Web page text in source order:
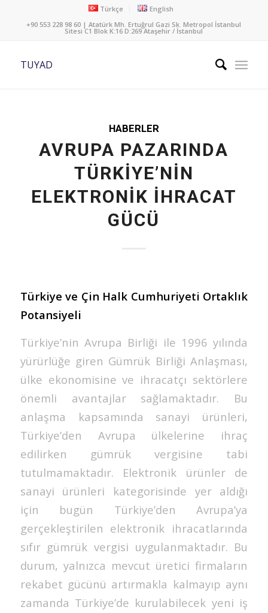
Türkçe
English
+90 553 228 98 60 | Atatürk Mh. Ertuğrul Gazi Sk. Metropol İstanbul
Sitesi C1 Blok K:16 D:269 Ataşehir / İstanbul
TUYAD
HABERLER
AVRUPA PAZARINDA
TÜRKİYE’NİN
ELEKTRONİK İHRACAT
GÜCÜ
Türkiye ve Çin Halk Cumhuriyeti Ortaklık
Potansiyeli
Türkiye’nin Avrupa Birliği ile 1996 yılında
yürürlüğe giren Gümrük Birliği Anlaşması,
ülke ekonomisine ve ihracatçı sektörlere
önemli avantajlar sağlamaktadır. Bu
anlaşma kapsamında sanayi ürünleri,
Türkiye’den Avrupa ülkelerine ihraç
edilirken gümrük vergisine tabi
tutulmamaktadır. Elektronik ürünler de
sanayi ürünleri kategorisinde yer aldığı
için bugün Türkiye’den Avrupa’ya
gerçekleştirilen elektronik ihracatlarında
sıfır gümrük vergisi uygulanmaktadır. Bu
durum, yalnızca mevcut üretici firmaların
rekabet gücünü artırmakla kalmayıp aynı
zamanda Türkiye’de kurulabilecek yeni iş